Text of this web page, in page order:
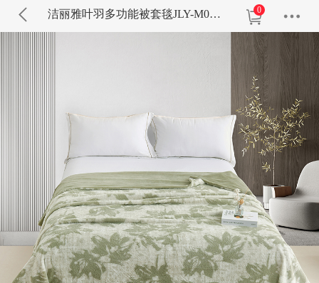
洁丽雅叶羽多功能被套毯JLY-M0109 0